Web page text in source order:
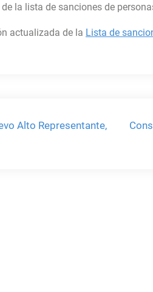
la lista de sanciones de
actualizada de la Lista de
Alto Representante,